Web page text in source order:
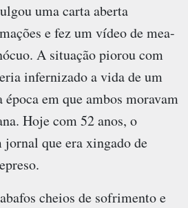
uma carta aberta
e fez um vídeo de mea-
A situação piorou com
infernizado a vida de um
época em que ambos moravam
Hoje com 52 anos, o
que era xingado de
cheios de sofrimento e